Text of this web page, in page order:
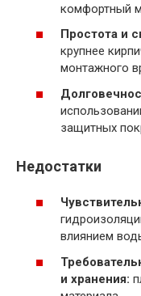
комфортный
Простота и
крупнее
монтажного
защитных
Недостатки
влиянием
и хранения: